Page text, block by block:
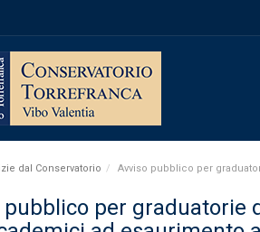
dal Conservatorio Avviso pubblico per
pubblico per graduatorie